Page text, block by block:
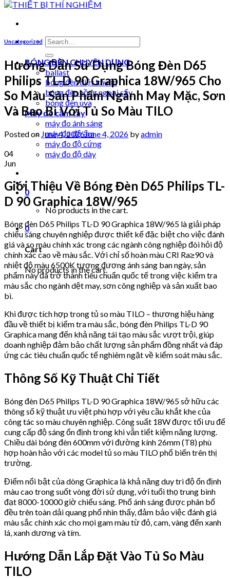
Search
for:
BÓNG ĐÈN CHUYÊN DỤNG
ballast
bóng đèn diệt khuẩn
bóng đèn hồng ngoại sấy
bóng đèn uva
Máy đo cầm tay
máy đo ánh sáng
máy đo độ ẩm
máy đo độ cứng
máy đo độ dày
0
No products in the cart.
0
Cart
No products in the cart.
Uncategorized
Hướng Dẫn Sử Dụng Bóng Đèn D65
Philips TL-D 90 Graphica 18W/965 Cho
So Màu Sản Phẩm Ngành May Mặc, Sơn
Và Bao Bì Với Tủ So Màu TILO
Posted on June 4, 2026June 4, 2026 byadmin
04
Jun
Giới Thiệu Về Bóng Đèn D65 Philips TL-
D 90 Graphica 18W/965
Bóng đèn D65 Philips TL-D 90 Graphica 18W/965 là giải pháp
chiếu sáng chuyên nghiệp được thiết kế đặc biệt cho việc đánh
giá và so màu chính xác trong các ngành công nghiệp đòi hỏi độ
chính xác cao về màu sắc. Với chỉ số hoàn màu CRI Ra≥90 và
nhiệt độ màu 6500K tương đương ánh sáng ban ngày, sản
phẩm này đã trở thành tiêu chuẩn quốc tế trong việc kiểm tra
màu sắc cho ngành dệt may, sơn công nghiệp và sản xuất bao
bì.
Khi được tích hợp trong tủ so màu TILO – thương hiệu hàng
đầu về thiết bị kiểm tra màu sắc, bóng đèn Philips TL-D 90
Graphica mang đến khả năng tái tạo màu sắc vượt trội, giúp
doanh nghiệp đảm bảo chất lượng sản phẩm đồng nhất và đáp
ứng các tiêu chuẩn quốc tế nghiêm ngặt về kiểm soát màu sắc.
Thông Số Kỹ Thuật Chi Tiết
Bóng đèn D65 Philips TL-D 90 Graphica 18W/965 sở hữu các
thông số kỹ thuật ưu việt phù hợp với yêu cầu khắt khe của
công tác so màu chuyên nghiệp. Công suất 18W được tối ưu để
cung cấp độ sáng ổn định trong khi vẫn tiết kiệm năng lượng.
Chiều dài bóng đèn 600mm với đường kính 26mm (T8) phù
hợp hoàn hảo với các model tủ so màu TILO phổ biến trên thị
trường.
Điểm nổi bật của dòng Graphica là khả năng duy trì độ ổn định
màu cao trong suốt vòng đời sử dụng, với tuổi thọ trung bình
đạt 8000-10000 giờ chiếu sáng. Phổ ánh sáng được phân bố
đều trên toàn dải quang phổ nhìn thấy, đảm bảo việc đánh giá
màu sắc chính xác cho mọi gam màu từ đỏ, cam, vàng đến xanh
lá, xanh dương và tím.
Hướng Dẫn Lắp Đặt Vào Tủ So Màu
TILO